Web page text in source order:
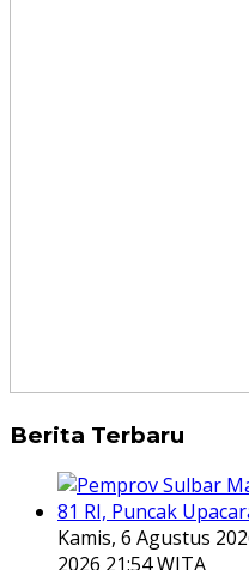
Berita Terbaru
Kamis, 6 Agustus
2026 21:54 WITA